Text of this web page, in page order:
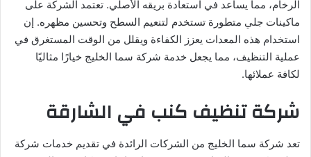
الرخام، مما يساعد في استعادة بريقه الأصلي. تعتمد الشركة على
ماكينات جلي متطورة تستخدم لتنعيم السطح وتحسين مظهره. إن
استخدام هذه المعدات يعزز الكفاءة ويقلل من الوقت المستغرق في
عملية التنظيف، مما يجعل خدمة شركة سما الخليج خيارًا مثاليًا
لكافة عملائها.
شركة تنظيف كنب في الشارقة
تعد شركة سما الخليج من الشركات الرائدة في تقديم خدمات شركة